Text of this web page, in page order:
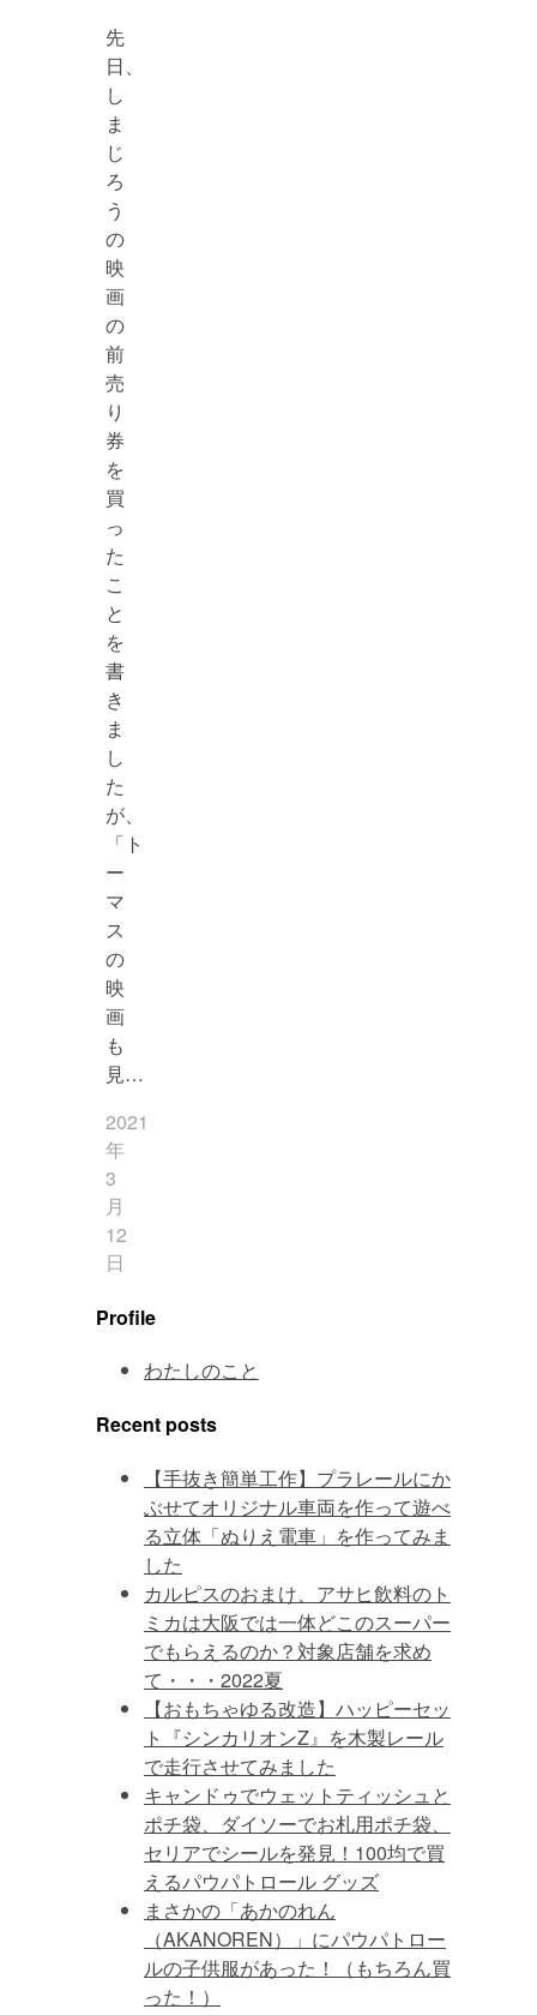
先
日、
し
ま
じ
ろ
う
の
映
画
の
前
売
り
券
を
買
っ
た
こ
と
を
書
き
ま
し
た
が、
「ト
ー
マ
ス
の
映
画
も
見…
2021
年
3
月
12
日
Profile
わたしのこと
Recent posts
【手抜き簡単工作】プラレールにか
ぶせてオリジナル車両を作って遊べ
る立体「ぬりえ電車」を作ってみま
した
カルピスのおまけ、アサヒ飲料のト
ミカは大阪では一体どこのスーパー
でもらえるのか？対象店舗を求め
て・・・2022夏
【おもちゃゆる改造】ハッピーセッ
ト『シンカリオンZ』を木製レール
で走行させてみました
キャンドゥでウェットティッシュと
ポチ袋、ダイソーでお札用ポチ袋、
セリアでシールを発見！100均で買
えるパウパトロール グッズ
まさかの「あかのれん
（AKANOREN）」にパウパトロー
ルの子供服があった！（もちろん買
った！）